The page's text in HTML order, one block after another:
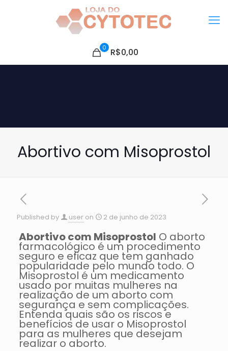
0 R$0,00
Abortivo com Misoprostol
Published by user on 2 de junho de 2023
Abortivo com Misoprostol O aborto
farmacológico é um procedimento
seguro e eficaz que tem ganhado
popularidade pelo mundo todo. O
Misoprostol é um medicamento
usado por muitas mulheres na
realização de um aborto com
segurança e sem complicações.
Entenda quais são os riscos e
benefícios de usar o Misoprostol
para as mulheres que desejam
realizar o aborto.